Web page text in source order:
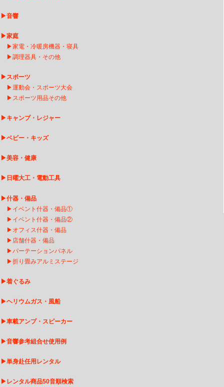
▶音響
▶家庭
▶家電・冷暖房機器・寝具
▶調理器具・その他
▶スポーツ
▶運動会・スポーツ大会
▶ スポーツ用品その他
▶キャンプ・レジャー
▶ベビー・キッズ
▶美容・健康
▶ 日曜大工・電動工具
▶什器・備品
▶ イベント什器・備品①
▶ イベント什器・備品②
▶ オフィス什器・備品
▶ 店舗什器・備品
▶パーテーションパネル
▶折り畳みアルミステージ
▶着ぐるみ
▶ヘリウムガス・風船
▶車載アンプ・スピーカー
▶音響参考組合せ使用例
▶単身赴任用レンタル
▶ レンタル商品50音順検索